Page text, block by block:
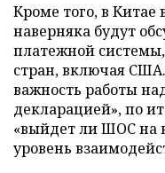
Кроме того, в Китае
наверняка будут
платежной
стран, включая
важность работы
декларацией», по
«выйдет ли ШОС на
уровень